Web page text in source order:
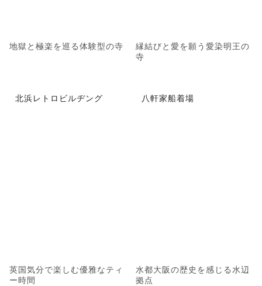
地獄と極楽を巡る体験型の寺
縁結びと愛を願う愛染明王の
寺
北浜レトロビルヂング
英国気分で楽しむ優雅なティ
ー時間
八軒家船着場
水都大阪の歴史を感じる水辺
拠点